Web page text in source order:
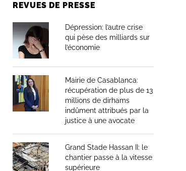
REVUES DE PRESSE
Dépression: l’autre crise
qui pèse des milliards sur
l’économie
Mairie de Casablanca:
récupération de plus de 13
millions de dirhams
indûment attribués par la
justice à une avocate
Grand Stade Hassan II: le
chantier passe à la vitesse
supérieure